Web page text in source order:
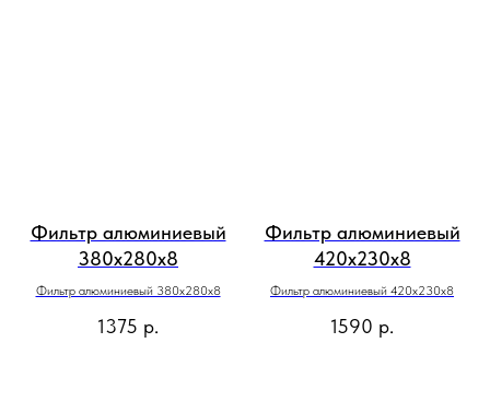
Фильтр алюминиевый
380х280х8
Фильтр алюминиевый 380х280х8
1375 р.
Фильтр алюминиевый
420х230х8
Фильтр алюминиевый 420х230х8
1590 р.